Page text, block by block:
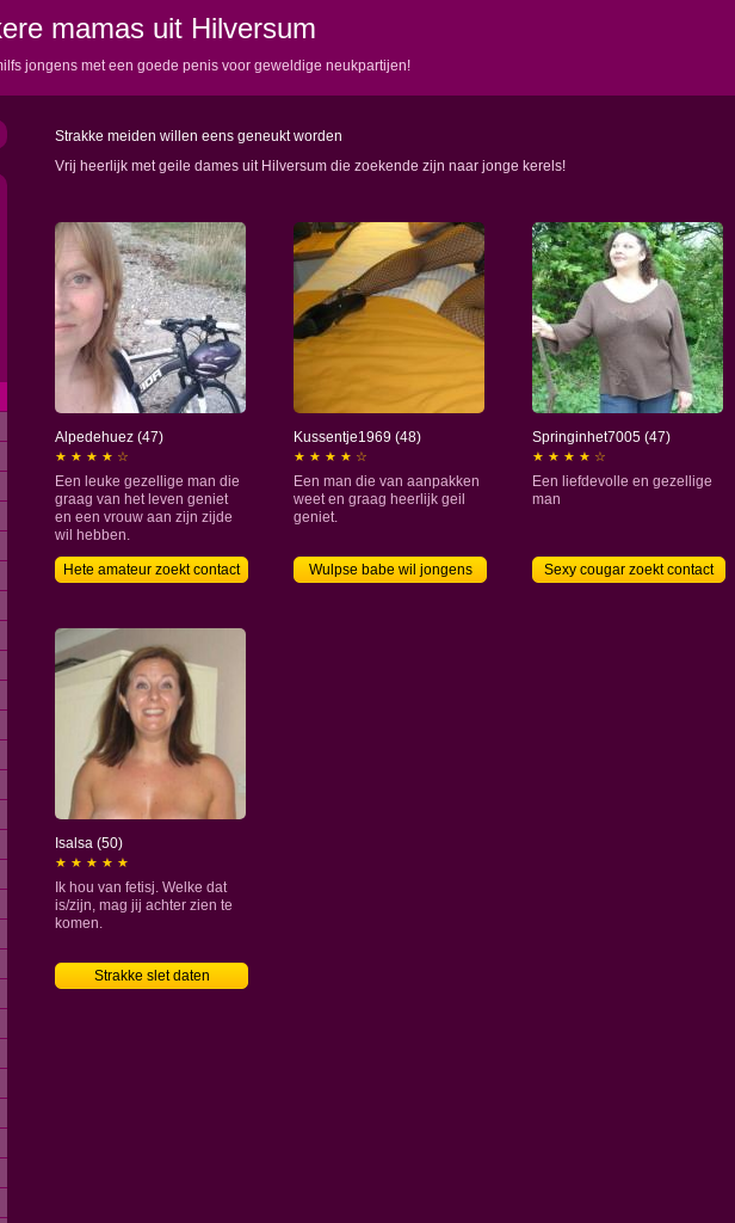
mamas uit Hilversum
jongens met een goede penis voor geweldige neukpartijen!
Strakke meiden willen eens geneukt worden
Vrij heerlijk met geile dames uit Hilversum die zoekende zijn naar jonge kerels!
Alpedehuez (47)
★ ★ ★ ★ ☆
Een leuke gezellige man die
graag van het leven geniet
en een vrouw aan zijn zijde
wil hebben.
Hete amateur zoekt contact
Kussentje1969 (48)
★ ★ ★ ★ ☆
Een man die van aanpakken
weet en graag heerlijk geil
geniet.
Wulpse babe wil jongens
Springinhet7005 (47)
★ ★ ★ ★ ☆
Een liefdevolle en gezellige
man
Sexy cougar zoekt contact
Isalsa (50)
★ ★ ★ ★ ★
Ik hou van fetisj. Welke dat
is/zijn, mag jij achter zien te
komen.
Strakke slet daten